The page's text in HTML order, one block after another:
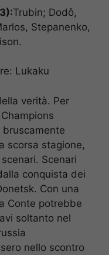
Trubin; Dodô,
Stepanenko,
Lukaku
verità. Per
scorsa stagione,
Scenari
conquista dei
Con una
Conte potrebbe
soltanto nel
nello scontro